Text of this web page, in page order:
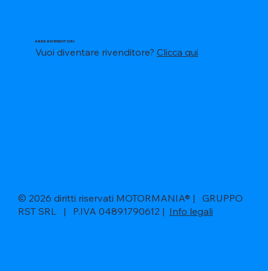
AREA RIVENDITORI
Vuoi diventare rivenditore?Clicca qui
© 2026 diritti riservati MOTORMANIA® | GRUPPO
RST SRL | P.IVA 04891790612 | Info legali